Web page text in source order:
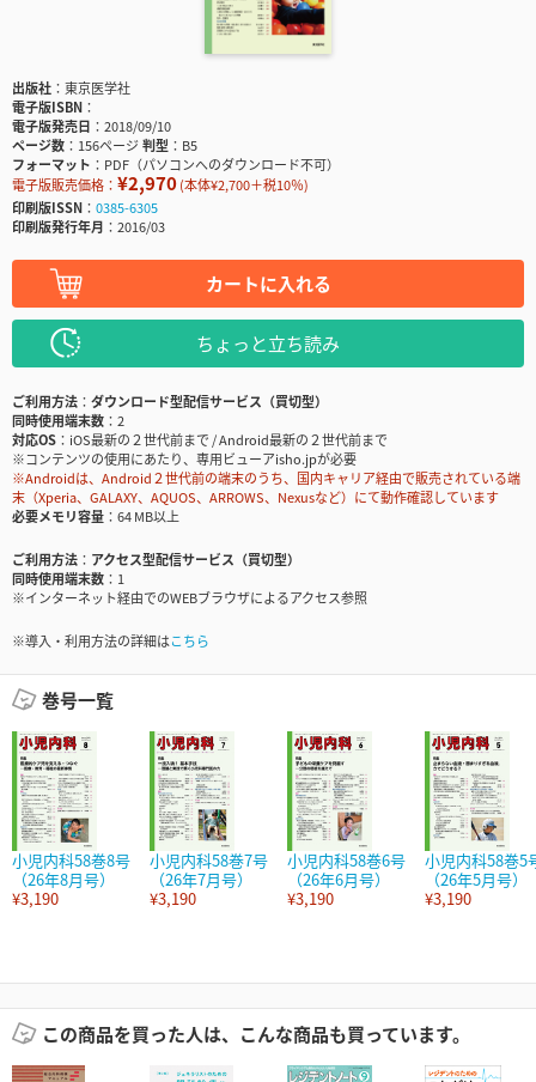
出版社
東京医学社
電子版ISBN
電子版発売日
2018/09/10
ページ数
156ページ判型
B5
フォーマット
PDF（パソコンへのダウンロード不可）
電子版販売価格： ¥2,970(本体¥2,700＋税10％)
印刷版ISSN
0385-6305
印刷版発行年月
2016/03
カートに入れる
ちょっと立ち読み
ご利用方法
ダウンロード型配信サービス（買切型）
同時使用端末数
2
対応OS
iOS最新の２世代前まで / Android最新の２世代前まで
※コンテンツの使用にあたり、専用ビューアisho.jpが必要
※Androidは、Android２世代前の端末のうち、国内キャリア経由で販売されている端
末（Xperia、GALAXY、AQUOS、ARROWS、Nexusなど）にて動作確認しています
必要メモリ容量
64 MB以上
ご利用方法
アクセス型配信サービス（買切型）
同時使用端末数
1
※インターネット経由でのWEBブラウザによるアクセス参照
※導入・利用方法の詳細はこちら
巻号一覧
小児内科58巻8号
（26年8月号）
¥3,190
小児内科58巻7号
（26年7月号）
¥3,190
小児内科58巻6号
（26年6月号）
¥3,190
小児内科58巻5
（26年5月号）
¥3,190
この商品を買った人は、こんな商品も買っています。